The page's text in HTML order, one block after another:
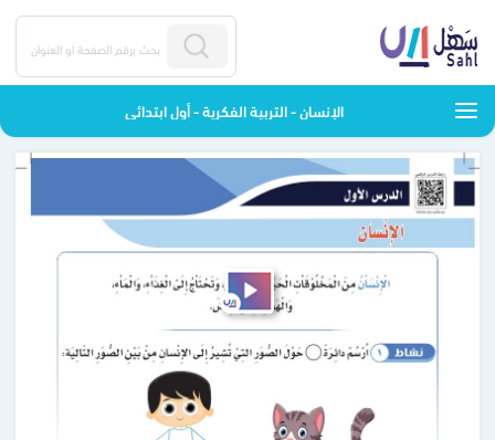
الإنسان - التربية الفكرية - أول ابتدائي